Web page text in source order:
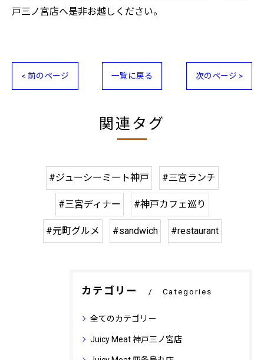
戸三ノ宮店へ是非お越しください。
< 前のページ 一覧に戻る 次のページ >
関連タグ
#ジューシーミート神戸 #三宮ランチ
#三宮ディナー #神戸カフェ巡り
#元町グルメ #sandwich #restaurant
カテゴリー Categories
全てのカテゴリー
Juicy Meat 神戸三ノ宮店